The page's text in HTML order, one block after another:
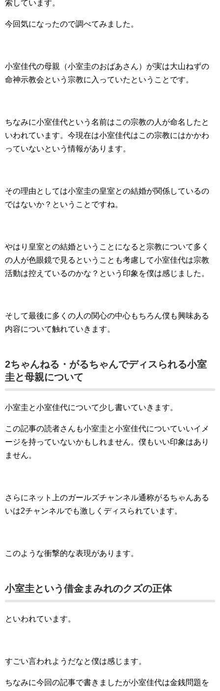
索しています。
今回気になったので調べてみました。
小室佳代の母親（小室圭のおばあさん）が実は大山ねずの
命神示教会という宗教に入っていたということです。
ちなみに小室佳代という名前はこの宗教の人が命名したと
いわれています。今現在は小室佳代はこの宗教にはかかわ
っていないという情報があります。
その理由としては小室圭の皇室との結婚が関係しているの
ではないか？ということですね。
やはり皇室との結婚ということになると宗教について多く
の人が色眼鏡で見るということも考慮して小室佳代は宗教
活動は控えているのかな？という印象を僕は感じました。
そして最後に多くの人の関心の中心もちろん僕も興味ある
内容について触れていきます。
2ちゃんねる・がるちゃんでディスられる小室
圭と母親について
小室圭と小室佳代について少し書いていきます。
この記事の読者さんも小室圭と小室佳代についていいイメ
ージを持っていないかもしれません。僕もいい印象はあり
ません。
さらにネット上のガールズチャンネル通称がるちゃんある
いは2チャンネルでも激しくディスられています。
このような衝撃的な表現があります。
小室圭という借金まみれのクズの正体
といわれています。
すごい言われようだなと僕は感じます。
ちなみに今回の記事で書きましたが小室佳代は金銭問題を